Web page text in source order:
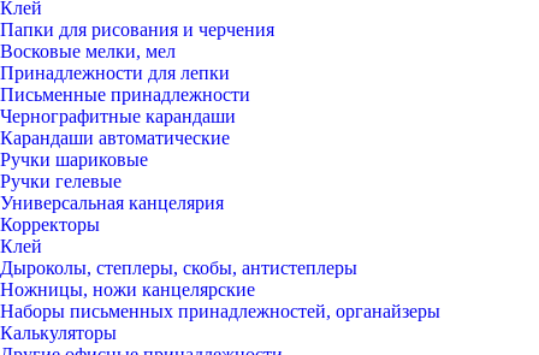
Клей
Папки для рисования и черчения
Восковые мелки, мел
Принадлежности для лепки
Письменные принадлежности
Чернографитные карандаши
Карандаши автоматические
Ручки шариковые
Ручки гелевые
Универсальная канцелярия
Корректоры
Клей
Дыроколы, степлеры, скобы, антистеплеры
Ножницы, ножи канцелярские
Наборы письменных принадлежностей, органайзеры
Калькуляторы